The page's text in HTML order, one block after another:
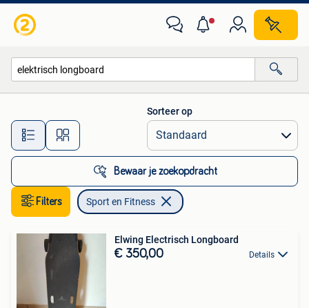
Alle afstanden…
Sorteer op
Bewaar je zoekopdracht
Filters Sport en Fitness
Elwing Electrisch Longboard
€ 350,00 Details